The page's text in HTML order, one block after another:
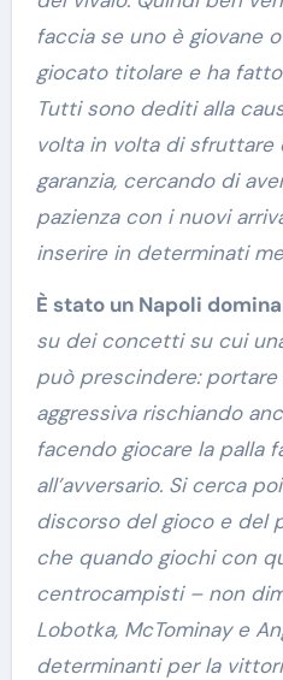
faccia se uno è giovane
giocato titolare e ha
Tutti sono dediti alla
volta in volta di sfruttare
garanzia, cercando di
pazienza con i nuovi
inserire in determinati
È stato un Napoli
su dei concetti su cui
può prescindere:
aggressiva rischiando
facendo giocare la palla
all’avversario. Si cerca
discorso del gioco e del
che quando giochi con
centrocampisti – non
Lobotka, McTominay e
determinanti per la